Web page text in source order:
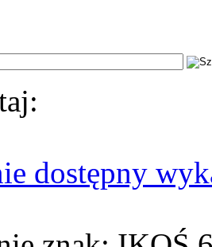
dostępny